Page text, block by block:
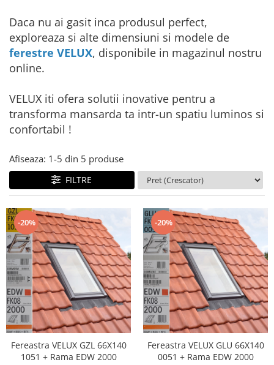
Daca nu ai gasit inca produsul perfect,
exploreaza si alte dimensiuni si modele de
ferestre VELUX, disponibile in magazinul nostru
online.
VELUX iti ofera solutii inovative pentru a
transforma mansarda ta intr-un spatiu luminos si
confortabil !
Afiseaza: 1-5 din 5 produse
FILTRE
-20%
Fereastra VELUX GZL 66X140
1051 + Rama EDW 2000
-20%
Fereastra VELUX GLU 66X140
0051 + Rama EDW 2000